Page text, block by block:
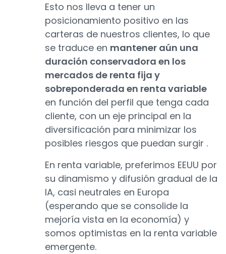
Esto nos lleva a tener un
posicionamiento positivo en las
carteras de nuestros clientes, lo que
se traduce en mantener aún una
duración conservadora en los
mercados de renta fija y
sobreponderada en renta variable
en función del perfil que tenga cada
cliente, con un eje principal en la
diversificación para minimizar los
posibles riesgos que puedan surgir .
En renta variable, preferimos EEUU por
su dinamismo y difusión gradual de la
IA, casi neutrales en Europa
(esperando que se consolide la
mejoría vista en la economía) y
somos optimistas en la renta variable
emergente.